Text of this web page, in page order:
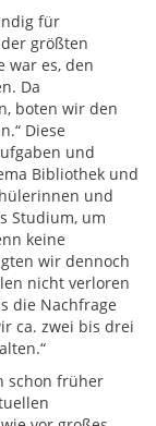
für
größten
war es, den
Da
boten wir den
Diese
und
Bibliothek und
und
Studium, um
keine
wir dennoch
nicht verloren
die Nachfrage
ca. zwei bis drei
schon früher